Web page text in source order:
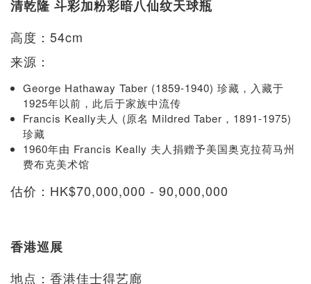
清乾隆 斗彩加粉彩暗八仙纹天球瓶
高度：54cm
来源：
George Hathaway Taber (1859-1940) 珍藏，入藏于
1925年以前，此后于家族中流传
Francis Keally夫人 (原名 Mildred Taber，1891-1975)
珍藏
1960年由 Francis Keally 夫人捐赠予美国奥克拉荷马州
费布克美术馆
估价：HK$70,000,000 - 90,000,000
香港巡展
地点：香港佳士得艺廊